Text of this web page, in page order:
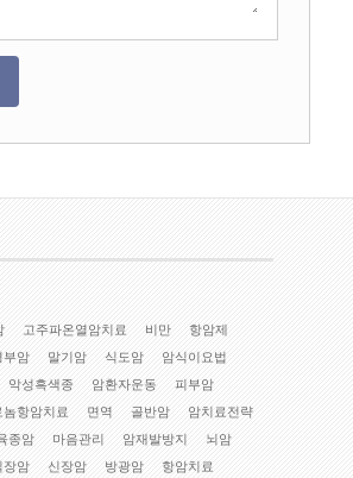
고주파온열암치료 비만
항암제
부암 말기암 식도암
암식이요법
악성흑색종 암환자운동
피부암
놈항암치료 면역 골반암
암치료전략
종암 마음관리 암재발방지
뇌암
장암 신장암 방광암
항암치료